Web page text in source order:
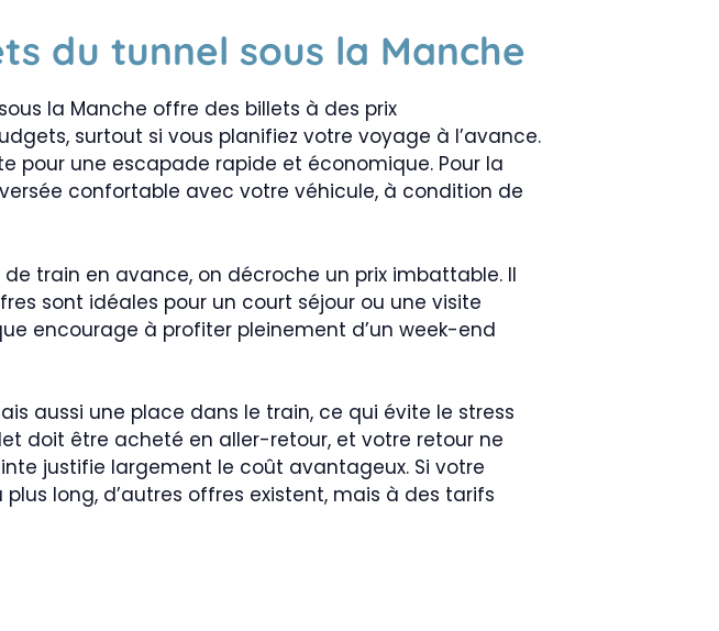
du tunnel sous la Manche
la Manche offre des billets à des prix
surtout si vous planifiez votre voyage à l’avance.
pour une escapade rapide et économique. Pour la
confortable avec votre véhicule, à condition de
train en avance, on décroche un prix imbattable. Il
sont idéales pour un court séjour ou une visite
encourage à profiter pleinement d’un week-end
aussi une place dans le train, ce qui évite le stress
doit être acheté en aller-retour, et votre retour ne
justifie largement le coût avantageux. Si votre
long, d’autres offres existent, mais à des tarifs